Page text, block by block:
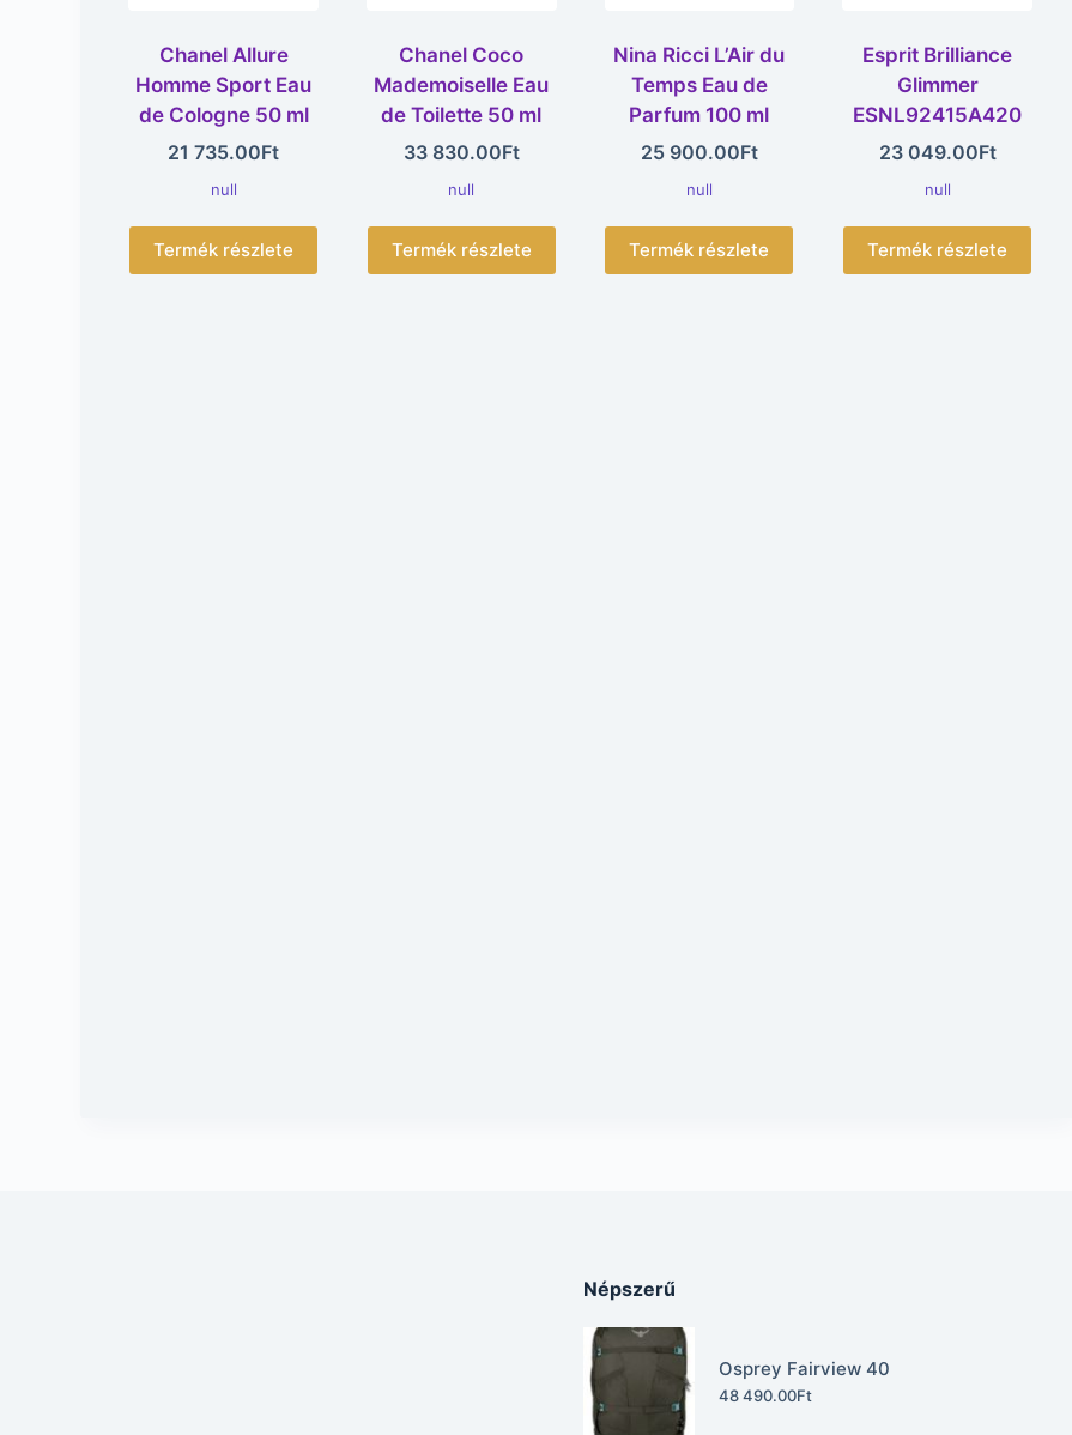
Chanel Allure
Homme Sport Eau
de Cologne 50 ml
21 735.00Ft
null
Termék részlete
Chanel Coco
Mademoiselle Eau
de Toilette 50 ml
33 830.00Ft
null
Termék részlete
Nina Ricci L’Air du
Temps Eau de
Parfum 100 ml
25 900.00Ft
null
Termék részlete
Esprit Brilliance
Glimmer
ESNL92415A420
23 049.00Ft
null
Termék részlete
Népszerű
Osprey Fairview 40
48 490.00Ft